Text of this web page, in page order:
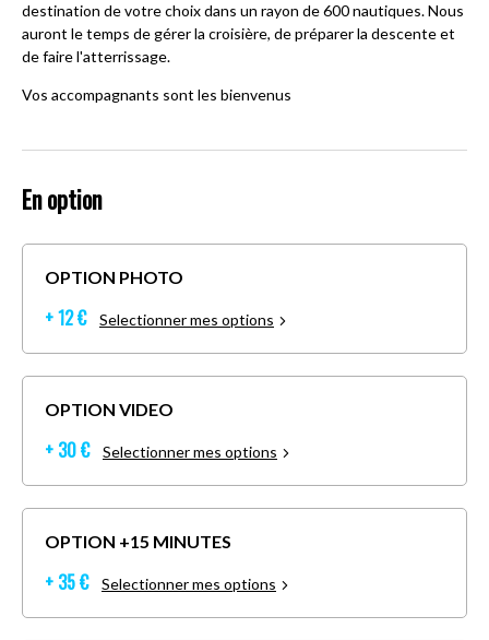
destination de votre choix dans un rayon de 600 nautiques. Nous
auront le temps de gérer la croisière, de préparer la descente et
de faire l'atterrissage.
Vos accompagnants sont les bienvenus
En option
OPTION PHOTO
+ 12 € Selectionner mes options
OPTION VIDEO
+ 30 € Selectionner mes options
OPTION +15 MINUTES
+ 35 € Selectionner mes options